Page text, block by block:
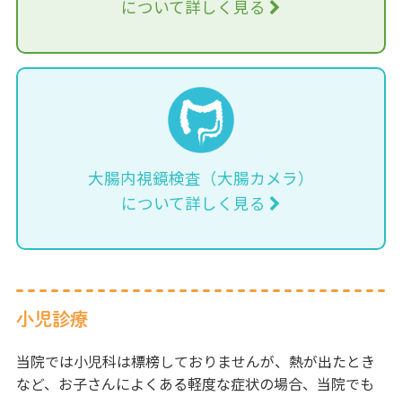
について詳しく見る
大腸内視鏡検査（大腸カメラ）
について詳しく見る
小児診療
当院では小児科は標榜しておりませんが、熱が出たとき
など、お子さんによくある軽度な症状の場合、当院でも